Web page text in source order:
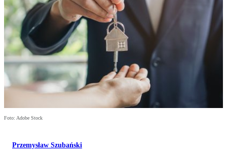
Foto: Adobe Stock
Przemysław Szubański